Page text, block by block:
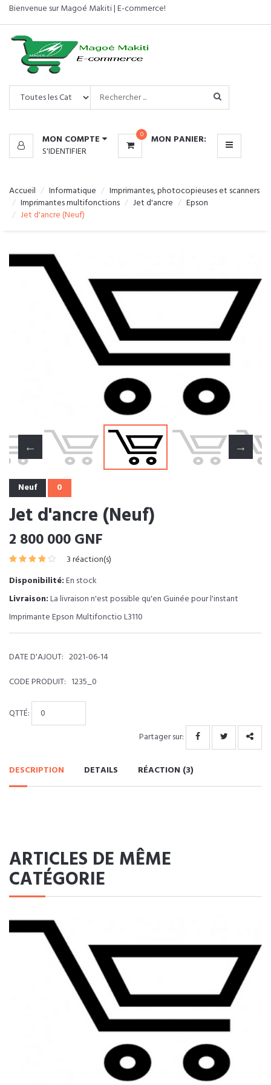
Bienvenue sur Magoé Makiti | E-commerce!
MON COMPTE
S'IDENTIFIER
0 MON PANIER:
CATÉGORIES
MENU
Accueil Informatique
Imprimantes, photocopieuses et scanners
Imprimantes multifonctions
Jet d'ancre
Epson
Jet d'ancre (Neuf)
Neuf 0
Jet d'ancre (Neuf)
2 800 000 GNF
3 réaction(s)
Disponibilité:En stock
Livraison:La livraison n'est possible qu'en Guinée pour l'instant
Imprimante Epson Multifonctio L3110
DATE D'AJOUT: 2021-06-14
CODE PRODUIT: 1235_0
QTTÉ:
Partager sur:
DESCRIPTION DETAILS RÉACTION (3)
ARTICLES DE MÊME
CATÉGORIE